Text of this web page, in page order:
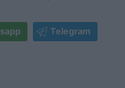
Telegram